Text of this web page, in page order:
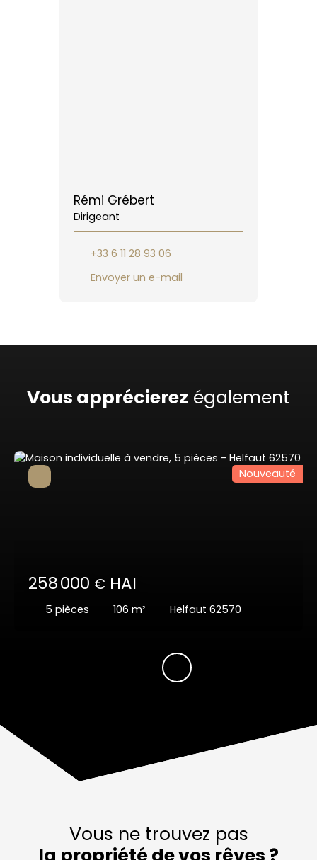
Rémi Grébert
Dirigeant
+33 6 11 28 93 06
Envoyer un e-mail
Vous apprécierez également
258 000 € HAI
5 pièces 106 m² Helfaut 62570
Nouveauté
Vous ne trouvez pas